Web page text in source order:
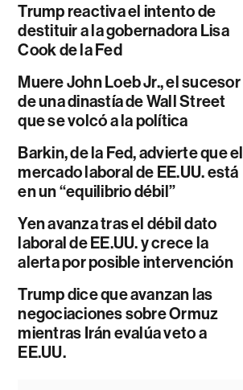
Trump reactiva el intento de
destituir a la gobernadora Lisa
Cook de la Fed
Muere John Loeb Jr., el sucesor
de una dinastía de Wall Street
que se volcó a la política
Barkin, de la Fed, advierte que el
mercado laboral de EE.UU. está
en un “equilibrio débil”
Yen avanza tras el débil dato
laboral de EE.UU. y crece la
alerta por posible intervención
Trump dice que avanzan las
negociaciones sobre Ormuz
mientras Irán evalúa veto a
EE.UU.